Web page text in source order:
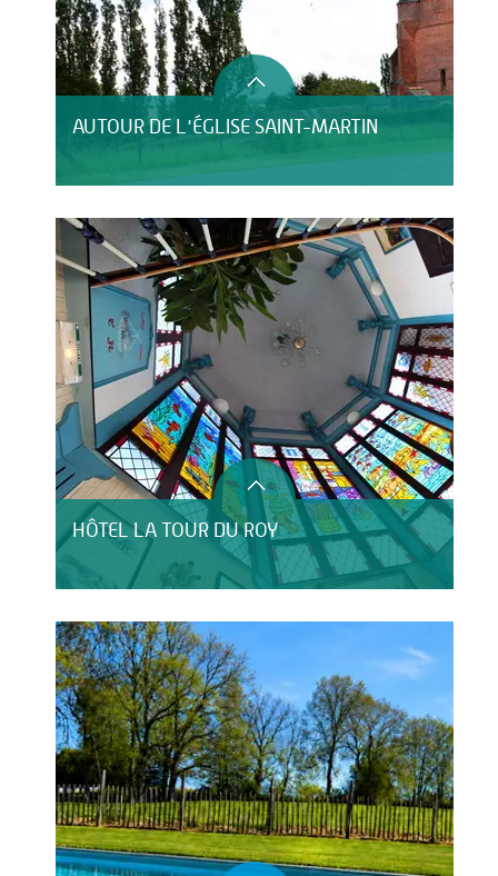
AUTOUR DE L'ÉGLISE SAINT-MARTIN
HÔTEL LA TOUR DU ROY